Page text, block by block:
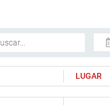
LUGAR